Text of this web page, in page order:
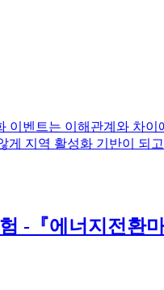
이벤트는 이해관계와 차
지역 활성화 기반이 되
-『에너지전환